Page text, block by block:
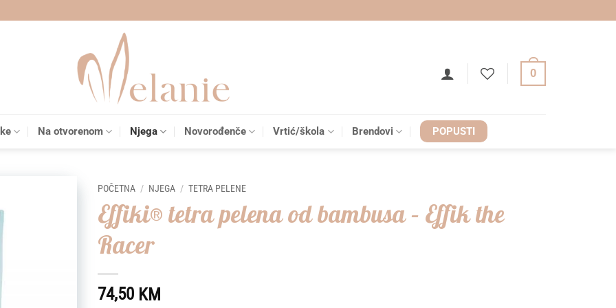
0
Na otvorenom Njega Novorođenče Vrtić/škola Brendovi POPUSTI
POČETNA / NJEGA / TETRA PELENE
Effiki® tetra pelena od bambusa – Effik the
Racer
74,50 KM